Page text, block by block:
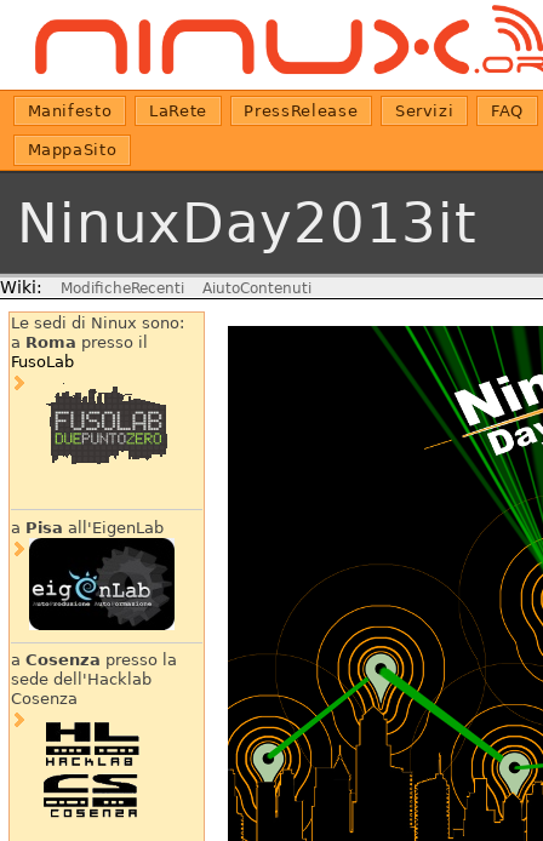
Manifesto LaRete PressRelease Servizi FAQ
MappaSito
NinuxDay2013it
Wiki: ModificheRecenti AiutoContenuti
Le sedi di Ninux sono:
a Roma presso il
FusoLab
a Pisa all'EigenLab
a Cosenza presso la
sede dell'Hacklab
Cosenza